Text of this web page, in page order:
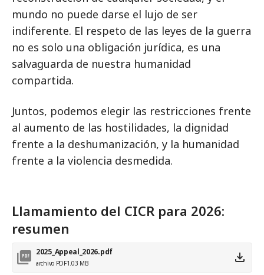
mundo no puede darse el lujo de ser
indiferente. El respeto de las leyes de la guerra
no es solo una obligación jurídica, es una
salvaguarda de nuestra humanidad
compartida.
Juntos, podemos elegir las restricciones frente
al aumento de las hostilidades, la dignidad
frente a la deshumanización, y la humanidad
frente a la violencia desmedida.
Llamamiento del CICR para 2026:
resumen
2025_Appeal_2026.pdf
archivo PDF1.03 MB